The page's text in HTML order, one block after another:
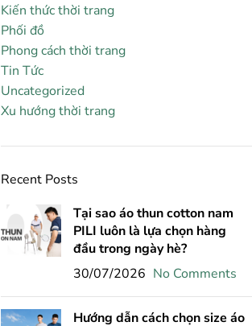
Kiến thức thời trang
Phối đồ
Phong cách thời trang
Tin Tức
Uncategorized
Xu hướng thời trang
Recent Posts
Tại sao áo thun cotton nam
PILI luôn là lựa chọn hàng
đầu trong ngày hè?
30/07/2026 No Comments
Hướng dẫn cách chọn size áo